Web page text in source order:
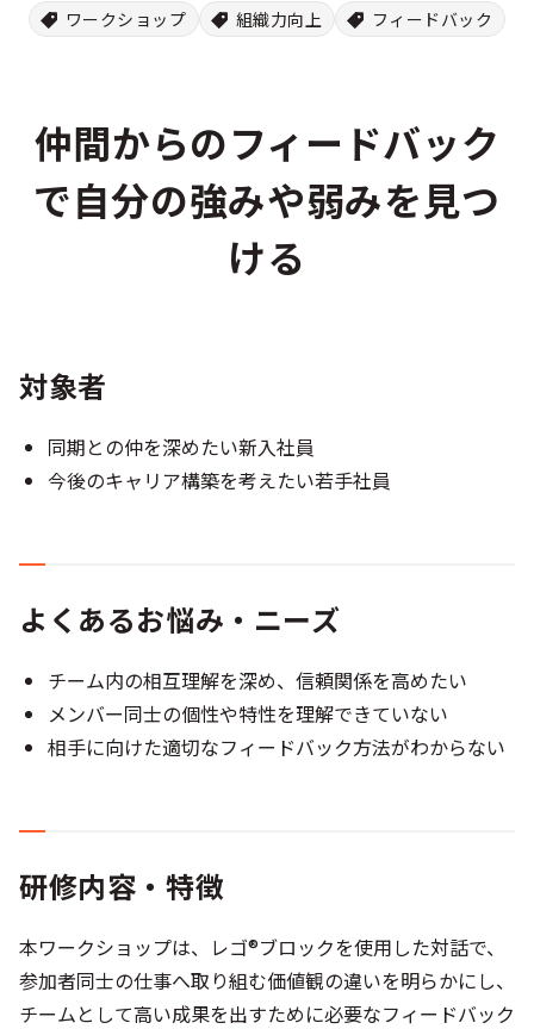
ワークショップ 組織力向上 フィードバック
仲間からのフィードバック
で自分の強みや弱みを見つ
ける
対象者
同期との仲を深めたい新入社員
今後のキャリア構築を考えたい若手社員
よくあるお悩み・ニーズ
チーム内の相互理解を深め、信頼関係を高めたい
メンバー同士の個性や特性を理解できていない
相手に向けた適切なフィードバック方法がわからない
研修内容・特徴
本ワークショップは、レゴ®ブロックを使用した対話で、
参加者同士の仕事へ取り組む価値観の違いを明らかにし、
チームとして高い成果を出すために必要なフィードバック